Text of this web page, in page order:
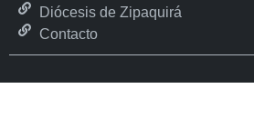
Diócesis de Zipaquirá
Contacto